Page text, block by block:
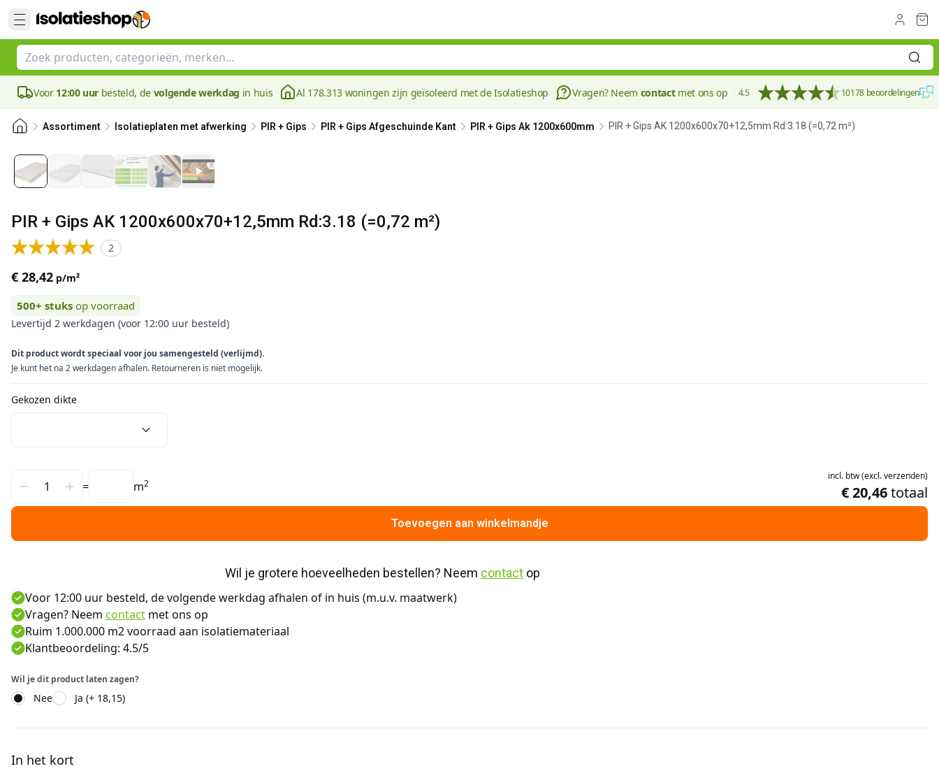
Voor 12:00 uur besteld, de volgende werkdag in huis Al 178.313 woningen zijn geïsoleerd met de Isolatieshop Vragen? Neem contactmet ons op 4.5 10178 beoordelingen
Assortiment Isolatieplaten met afwerking PIR + Gips PIR + Gips Afgeschuinde Kant PIR + Gips Ak 1200x600mm PIR + Gips AK 1200x600x70+12,5mm Rd:3.18 (=0,72 m²)
PIR + Gips AK 1200x600x70+12,5mm Rd:3.18 (=0,72 m²)
2
€ 28,42 p/m²
500+ stuks op voorraad
Levertijd 2 werkdagen (voor 12:00 uur besteld)
Dit product wordt speciaal voor jou samengesteld (verlijmd).
Je kunt het na 2 werkdagen afhalen. Retourneren is niet mogelijk.
Gekozen dikte
= m2
incl. btw(excl.verzenden)
€ 20,46totaal
Toevoegen aan winkelmandje
Wil je grotere hoeveelheden bestellen? Neem contact op
Voor 12:00 uur besteld, de volgende werkdag afhalen of in huis (m.u.v. maatwerk)
Vragen? Neem contact met ons op
Ruim 1.000.000 m2 voorraad aan isolatiemateriaal
Klantbeoordeling: 4.5/5
Wil je dit product laten zagen?
Nee Ja (+ 18,15)
In het kort